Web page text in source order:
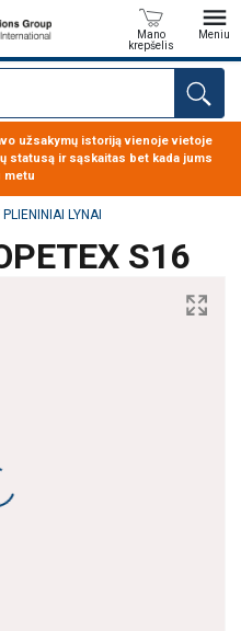
Mano
krepšelis
Meniu
užsakymų istoriją vienoje vietoje
statusą ir sąskaitas bet kada jums
metu
PLIENINIAI LYNAI
S16